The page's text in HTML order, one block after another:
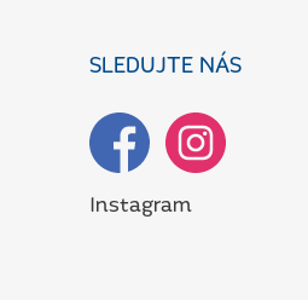
SLEDUJTE NÁS
Instagram